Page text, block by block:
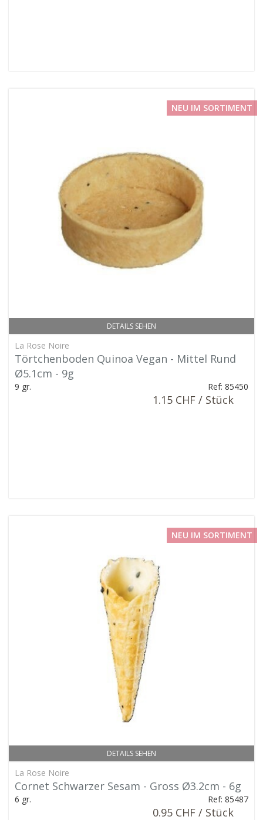
DETAILS SEHEN
NEU IM SORTIMENT
La Rose Noire
Törtchenboden Quinoa Vegan - Mittel Rund
Ø5.1cm - 9g
9 gr. Ref: 85450
1.15 CHF / Stück
DETAILS SEHEN
NEU IM SORTIMENT
La Rose Noire
Cornet Schwarzer Sesam - Gross Ø3.2cm - 6g
6 gr. Ref: 85487
0.95 CHF / Stück